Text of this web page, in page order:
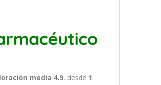
media 4.9, desde 1